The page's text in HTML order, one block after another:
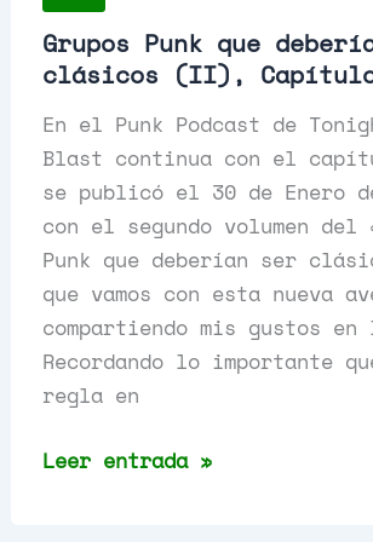
Grupos Punk que
clásicos (II),
En el Punk Podcast de
Blast continua con el
se publicó el 30 de Enero
con el segundo volumen del
Punk que deberían ser
que vamos con esta nueva
compartiendo mis gustos en
Recordando lo importante
regla en
Grupos
Leer entrada »